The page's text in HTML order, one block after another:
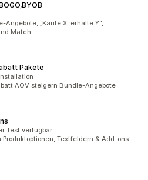
„Kaufe X, erhalte Y“,
Match
Pakete
AOV steigern Bundle-Angebote
Test verfügbar
Textfeldern & Add-ons